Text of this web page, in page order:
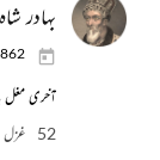
بہادر
آخری مغل
52 غزل